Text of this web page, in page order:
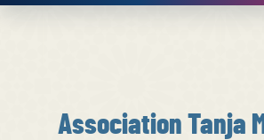
Association Tanja